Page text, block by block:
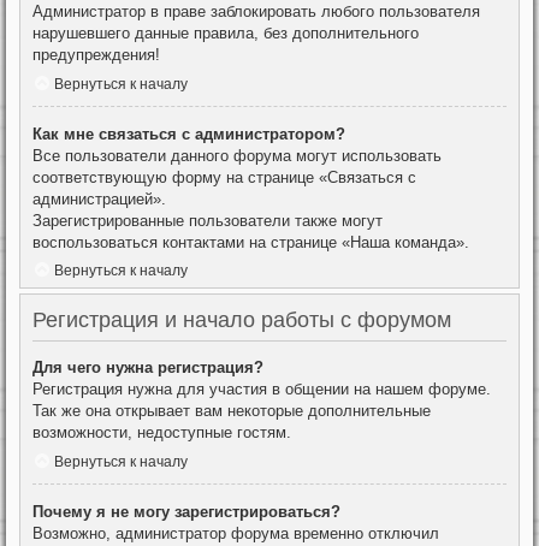
Администратор в праве заблокировать любого пользователя
нарушевшего данные правила, без дополнительного
предупреждения!
Вернуться к началу
Как мне связаться с администратором?
Все пользователи данного форума могут использовать
соответствующую форму на странице «Связаться с
администрацией».
Зарегистрированные пользователи также могут
воспользоваться контактами на странице «Наша команда».
Вернуться к началу
Регистрация и начало работы с форумом
Для чего нужна регистрация?
Регистрация нужна для участия в общении на нашем форуме.
Так же она открывает вам некоторые дополнительные
возможности, недоступные гостям.
Вернуться к началу
Почему я не могу зарегистрироваться?
Возможно, администратор форума временно отключил